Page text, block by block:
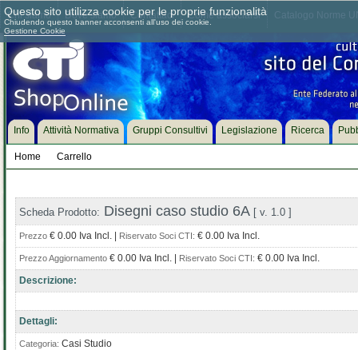
Chi siamo Dove siamo Contattaci Come associarsi
Info Attività Normativa Gruppi Consultivi Legislazione Ricerca
Home Carrello
Scheda Prodotto: Disegni caso studio 6A [ v. 1.0 ]
Prezzo € 0.00 Iva Incl. | Riservato Soci CTI: € 0.00 Iva Incl.
Prezzo Aggiornamento € 0.00 Iva Incl. | Riservato Soci CTI: € 0.00 Iva Incl.
Descrizione:
Dettagli:
Categoria: Casi Studio
Questo sito utilizza cookie per le proprie funzionalità
Chiudendo questo banner acconsenti all'uso dei cookie.
Gestione Cookie